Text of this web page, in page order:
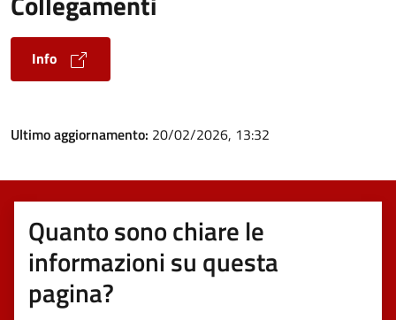
Info
Ultimo aggiornamento: 20/02/2026, 13:32
Quanto sono chiare le
informazioni su questa
pagina?